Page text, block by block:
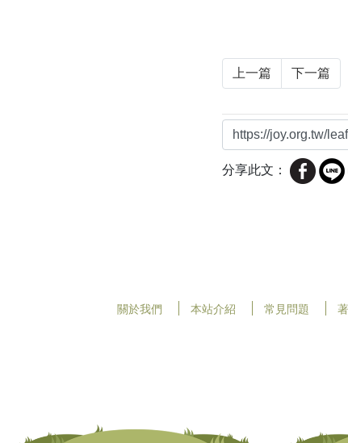
上一篇 下一篇
分享此文：
關於我們 本站介紹 常見問題